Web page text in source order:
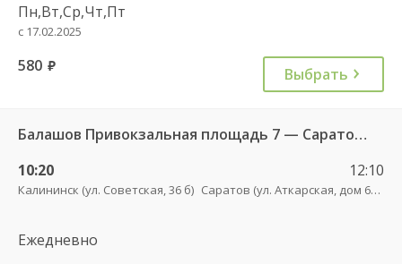
Пн,Вт,Ср,Чт,Пт
с 17.02.2025
580 руб. Выбрать
Балашов Привокзальная площадь 7 — Саратов АВ Центральный (ул им Пугачева 179 А) 603-1
10:20
Калининск (ул. Советская, 36 б)
12:10
Саратов (ул. Аткарская, дом 66 А)
Ежедневно